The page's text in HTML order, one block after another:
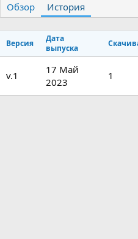
т
о
р
т
а
с
о
з
а
н
и
Обзор История
Версия
Дата
выпуска
v.1
17 Май
2023
1